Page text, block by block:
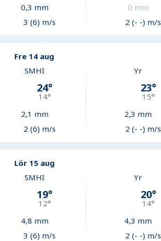
0,3 mm
3 (6) m/s
0 mm
2 (- -) m/s
Fre 14 aug
SMHI
24°
14°
2,1 mm
2 (6) m/s
Yr
23°
15°
2,3 mm
2 (- -) m/s
Lör 15 aug
SMHI
19°
12°
4,8 mm
3 (6) m/s
Yr
20°
14°
4,3 mm
2 (- -) m/s